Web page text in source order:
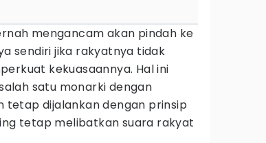
mengancam akan pindah ke
sendiri jika rakyatnya tidak
kekuasaannya. Hal ini
satu monarki dengan
tetap dijalankan dengan prinsip
tetap melibatkan suara rakyat